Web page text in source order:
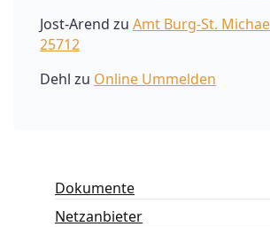
Jost-Arend zu Amt Burg-St.
25712
Dehl zu Online Ummelden
Dokumente
Netzanbieter